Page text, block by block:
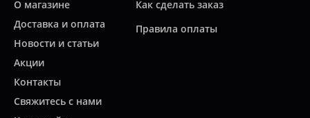
О магазине
Доставка и оплата
Новости и статьи
Акции
Контакты
Свяжитесь с нами
Как сделать заказ
Правила оплаты